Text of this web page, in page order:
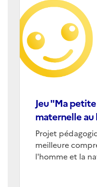
Jeu "Ma
maternelle au
Corps
Projet
meilleure
l'homme et la
de
couverture
(conseillée)